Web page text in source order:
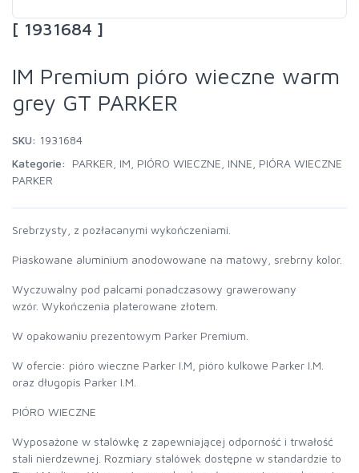
[ 1931684 ]
IM Premium pióro wieczne warm
grey GT PARKER
SKU: 1931684
Kategorie:
PARKER IM PIÓRO WIECZNE INNE PIÓRA WIECZNE
PARKER
Srebrzysty, z pozłacanymi wykończeniami.
Piaskowane aluminium anodowowane na matowy, srebrny kolor.
Wyczuwalny pod palcami ponadczasowy grawerowany
wzór. Wykończenia platerowane złotem.
W opakowaniu prezentowym Parker Premium.
W ofercie: pióro wieczne Parker I.M, pióro kulkowe Parker I.M.
oraz długopis Parker I.M.
PIÓRO WIECZNE
Wyposażone w stalówkę z zapewniającej odporność i trwałość
stali nierdzewnej. Rozmiary stalówek dostępne w standardzie to